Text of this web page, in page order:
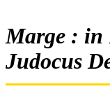
Marge : in
Judocus